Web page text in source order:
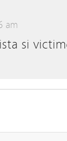
am
si